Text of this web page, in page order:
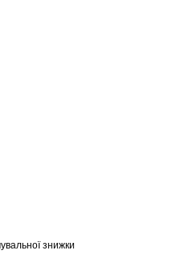
знижки